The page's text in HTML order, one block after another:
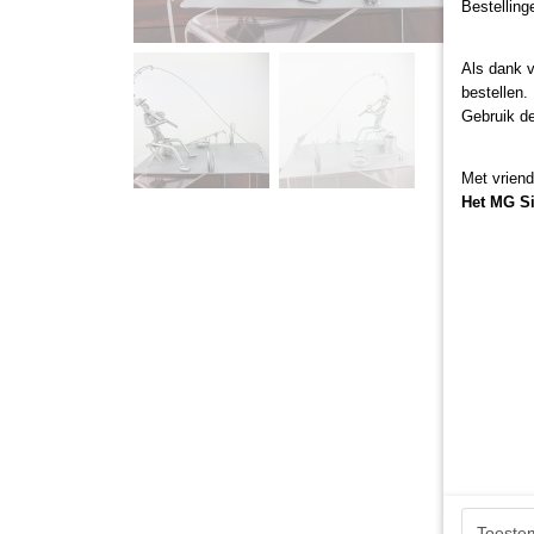
Als dank
bestellen.
Gebruik
Met
Het MG